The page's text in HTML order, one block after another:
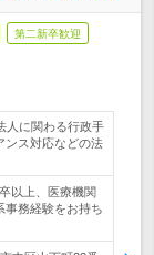
第二新卒歓迎
人に関わる行政手
ンス対応などの法
以上、医療機関
事務経験をお持ち